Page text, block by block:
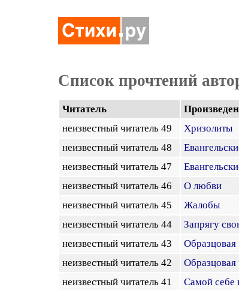
Список прочтений
Читатель
неизвестный читатель 49
Хризолиты
неизвестный читатель 48
неизвестный читатель 47
неизвестный читатель 46
О любви
неизвестный читатель 45
Жалобы
неизвестный читатель 44
Запрягу
неизвестный читатель 43
Образцовая
неизвестный читатель 42
Образцовая
неизвестный читатель 41
Самой себе